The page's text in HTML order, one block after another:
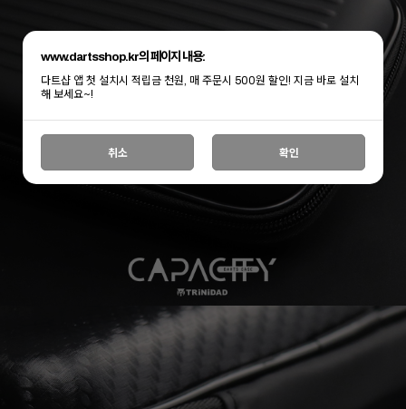
www.dartsshop.kr의 페이지 내용:
다트샵 앱 첫 설치시 적립금 천원, 매 주문시 500원 할인! 지금 바로 설치
해 보세요~!
취소 확인